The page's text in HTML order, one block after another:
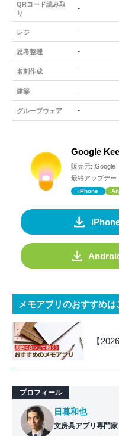
QRコード読み取
り
-
レジ -
思考整理 -
名刺作成 -
建築 -
グループウェア -
Google
販売元: Google
最終アップデー
iPhone
メモアプリのおすすめは
【
プロフィール
日暮和也
文房具アプリ専門家